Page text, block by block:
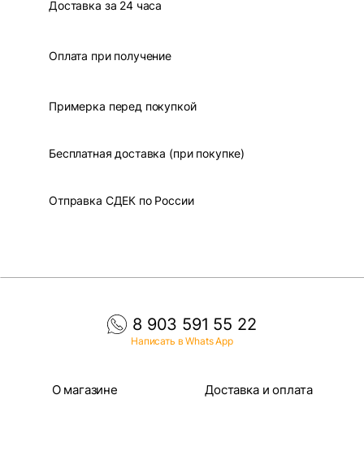
Доставка за 24 часа
Оплата при получение
Примерка перед покупкой
Бесплатная доставка (при покупке)
Отправка СДЕК по России
8 903 591 55 22
Написать в Whats App
О магазине Доставка и оплата